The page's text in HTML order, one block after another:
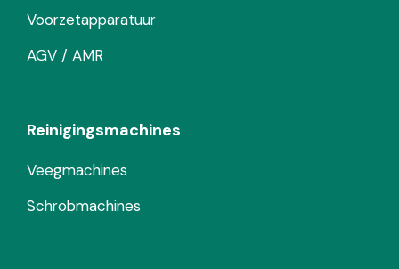
Voorzetapparatuur
AGV / AMR
Reinigingsmachines
Veegmachines
Schrobmachines